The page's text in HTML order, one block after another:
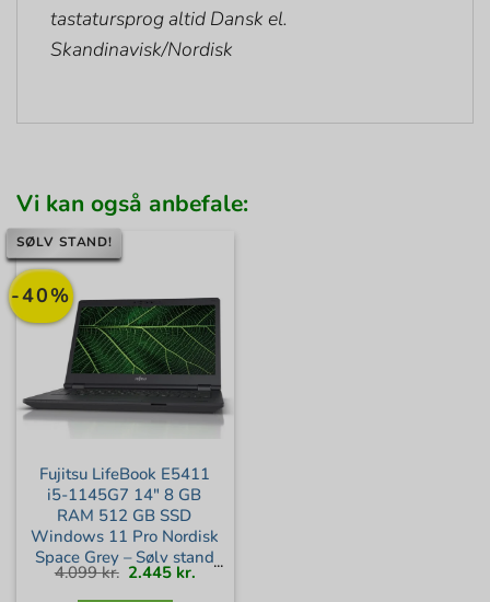
tastatursprog altid Dansk el.
Skandinavisk/Nordisk
Vi kan også anbefale:
-40%
SØLV STAND!
Fujitsu LifeBook E5411
i5-1145G7 14″ 8 GB
RAM 512 GB SSD
Windows 11 Pro Nordisk
Space Grey – Sølv stand
4.099kr. Den
oprindelige
pris
2.445 kr. Den